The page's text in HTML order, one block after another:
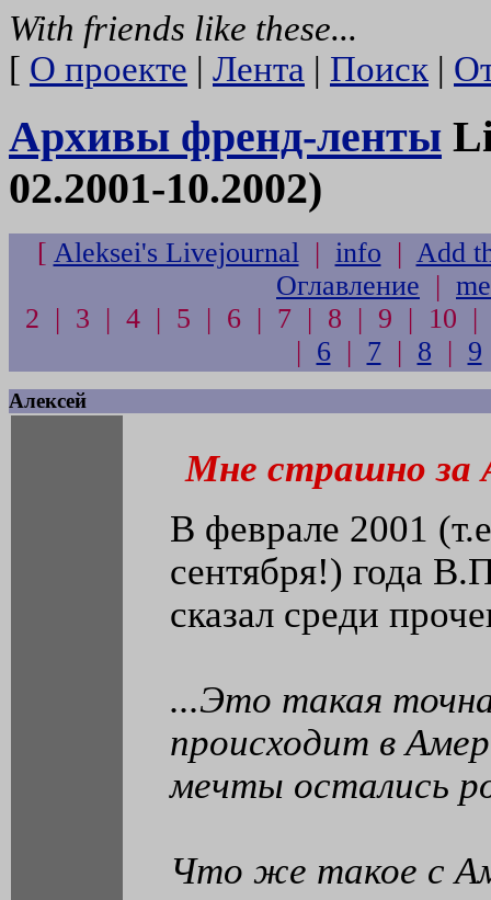
With friends like these...
[ О проекте | Лента | Поиск |
Архивы френд-ленты
02.2001-10.2002)
[ Aleksei's Livejournal| info | Add
Оглавление |
2 | 3 | 4 | 5 | 6 | 7 | 8 | 9 | 10
| 6| 7| 8 | 9
Алексей
Мне страшно за
В феврале 2001
сентября!) года
сказал среди
...Это такая
происходит в
мечты остались
Что же такое с